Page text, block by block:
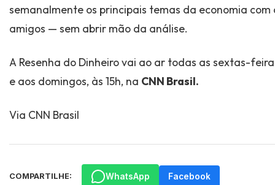
semanalmente os principais temas da economia
amigos — sem abrir mão da análise.
A Resenha do Dinheiro vai ao ar todas as sextas-
e aos domingos, às 15h, na CNN Brasil.
Via CNN Brasil
COMPARTILHE: WhatsApp Facebook